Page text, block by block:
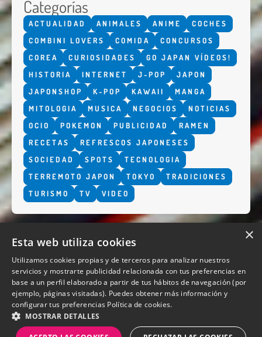
Categorías
ACTUALIDAD ANIMALES ANIME
COCHES
COMBINI LOVERS
COMIDA
CONCURSOS
COREA
CURIOSIDADES
GO JAPAN VÍDEOS!
HISTORIA
INTERNET J-POP
JAPON
JAPONSHOP
K-POP KAWAII
MANGA
MITOLOGIA
MUSICA NEGOCIOS
NOTICIAS
OCIO
POKEMON PUBLICIDAD
RAMEN
RECETAS
REFRESCOS JAPONESES
SOCIEDAD
SPOTS
TECNOLOGIA
TERREMOTO JAPON
TOKYO
TRADICIONES
TURISMO
TV VIDEO
QUIENES SOMOS
×
Esta web utiliza cookies
Utilizamos cookies propias y de terceros para analizar nuestros
servicios y mostrarte publicidad relacionada con tus preferencias en
base a un perfil elaborado a partir de tus hábitos de navegación (por
ejemplo, páginas visitadas). Puedes obtener más información y
configurar tus preferencias Política de cookies.
MOSTRAR DETALLES